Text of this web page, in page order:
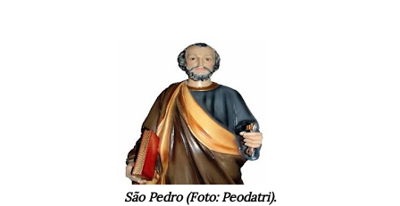
São Pedro (Foto: Peodatri).